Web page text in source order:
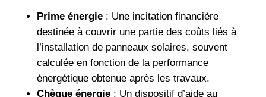
Prime énergie: Une incitation financière
destinée à couvrir une partie des coûts liés à
l’installation de panneaux solaires, souvent
calculée en fonction de la performance
énergétique obtenue après les travaux.
Chèque énergie: Un dispositif d’aide au